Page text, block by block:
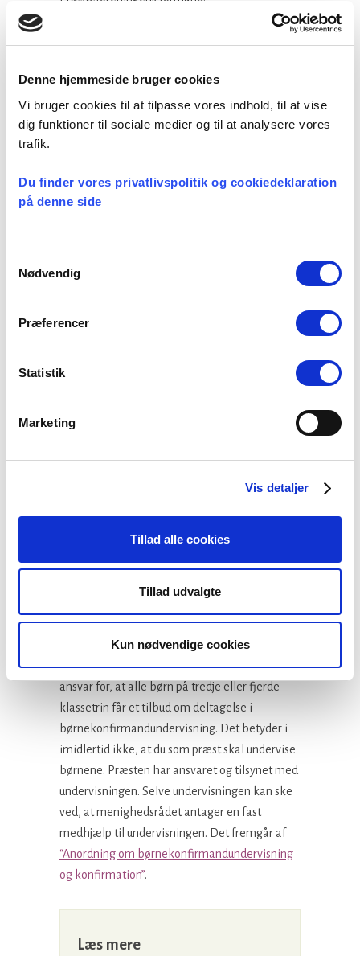
Denne hjemmeside bruger cookies
Vi bruger cookies til at tilpasse vores indhold, til at vise
dig funktioner til sociale medier og til at analysere vores
trafik.
Du finder vores privatlivspolitik og cookiedeklaration
på denne side
Nødvendig
Præferencer
Statistik
Marketing
Vis detaljer
Tillad alle cookies
Tillad udvalgte
Kun nødvendige cookies
reglerne i en skrivelse til
Læs brev fra undervisningsministeren her
Kirkeminister Marianne Jelved og
undervisningsminister Christine Antorini har i
kommunalbestyrelserne, biskopperne,
at tilrettelægge konfirmandforberedelse, så
lovgivningen, og præst og skoleledelse er
Du kan læse den fælles skrivelse her (PDF)
Ny undersøgelse i 2016
I 2016 lavede FUV endnu en undersøgelse af
Du kan finde undersøgelsen lige her (PDF)
Børnekonfirmander
Menighedsrådet har i henhold til reglerne
ansvar for, at alle børn på tredje eller fjerde
klassetrin får et tilbud om deltagelse i
børnekonfirmandundervisning. Det betyder i
imidlertid ikke, at du som præst skal undervise
børnene. Præsten har ansvaret og tilsynet med
undervisningen. Selve undervisningen kan ske
ved, at menighedsrådet antager en fast
medhjælp til undervisningen. Det fremgår af
“Anordning om børnekonfirmandundervisning
og konfirmation”.
Læs mere